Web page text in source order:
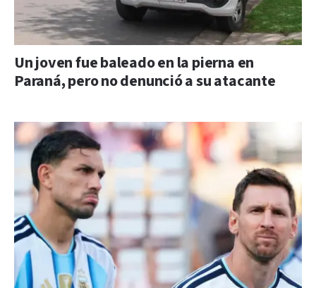
Un joven fue baleado en la pierna en
Paraná, pero no denunció a su atacante